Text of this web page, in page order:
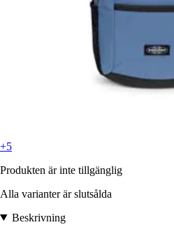
+5
Produkten är inte tillgänglig
Alla varianter är slutsålda
Beskrivning